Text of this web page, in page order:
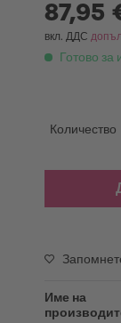
87,95
вкл. ДДС
Готово
Количество
Име на